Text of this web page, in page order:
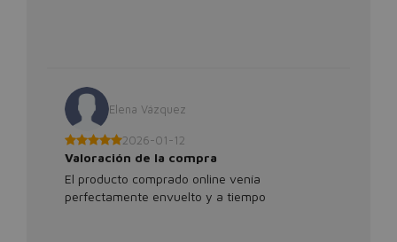
Elena Vázquez
2026-01-12
Valoración de la compra
El producto comprado online venía
perfectamente envuelto y a tiempo